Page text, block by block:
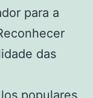
para a
das
populares